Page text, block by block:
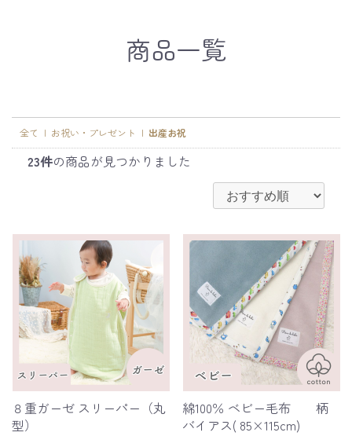
商品一覧
全て | お祝い・プレゼント | 出産お祝
23件の商品が見つかりました
８重ガーゼ スリーパー（丸
型）
綿100％ ベビー毛布 柄
バイアス( 85×115cm)